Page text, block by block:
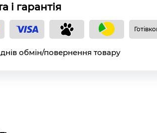
і гарантія
днів обмін/повернення товару